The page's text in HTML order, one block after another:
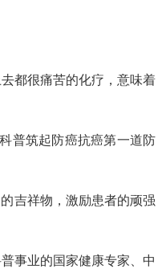
都很痛苦的化疗，意味着
普筑起防癌抗癌第一道防
吉祥物，激励患者的顽强
事业的国家健康专家、中